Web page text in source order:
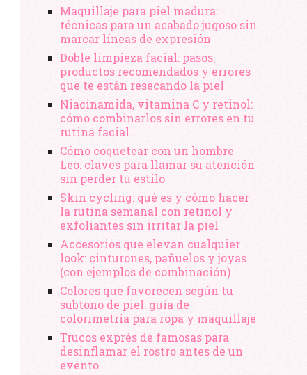
Maquillaje para piel madura:
técnicas para un acabado jugoso sin
marcar líneas de expresión
Doble limpieza facial: pasos,
productos recomendados y errores
que te están resecando la piel
Niacinamida, vitamina C y retinol:
cómo combinarlos sin errores en tu
rutina facial
Cómo coquetear con un hombre
Leo: claves para llamar su atención
sin perder tu estilo
Skin cycling: qué es y cómo hacer
la rutina semanal con retinol y
exfoliantes sin irritar la piel
Accesorios que elevan cualquier
look: cinturones, pañuelos y joyas
(con ejemplos de combinación)
Colores que favorecen según tu
subtono de piel: guía de
colorimetría para ropa y maquillaje
Trucos exprés de famosas para
desinflamar el rostro antes de un
evento